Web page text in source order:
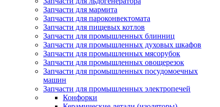
Запчасти для мармита
Запчасти для пароконвектомата
Запчасти для пищевых котлов
Запчасти для промышленных блинниц
Запчасти для промышленных духовых шкафов
Запчасти для промышленных мясорубок
Запчасти для промышленных овощерезок
Запчасти для промышленных посудомоечных
машин
Запчасти для промышленных электропечей
Конфорки